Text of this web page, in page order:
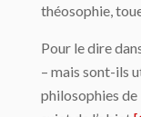
théosophie,
Pour le dire
– mais sont-ils
philosophies